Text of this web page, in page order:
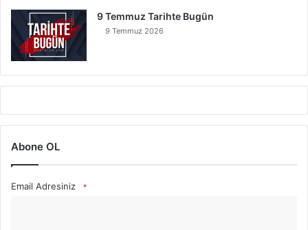
9 Temmuz Tarihte Bugün
9 Temmuz 2026
Abone OL
Email Adresiniz *